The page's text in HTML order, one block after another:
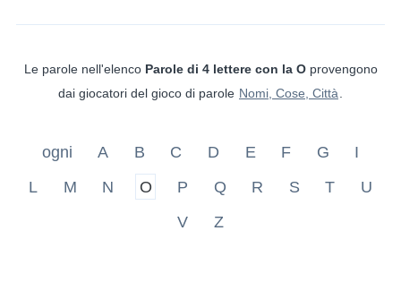
Le parole nell'elenco Parole di 4 lettere con la Oprovengono
dai giocatori del gioco di parole Nomi, Cose, Città
ogni A B C D E F G
I
L
M N O P Q R S T
U
V
Z